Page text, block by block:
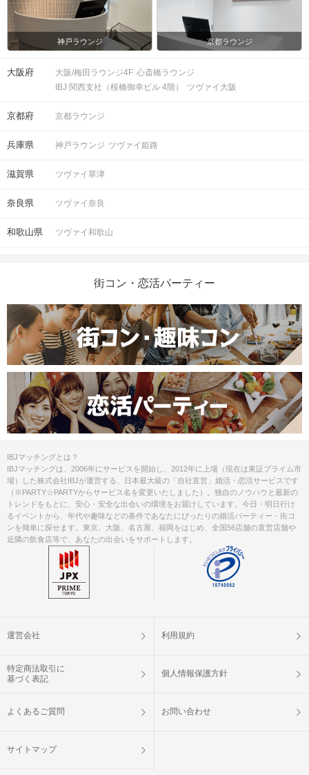
持ち物
スマートフォン・顔写真付きの身分証
（運転免許証、マイナンバーカード、
パスポートなど）
飲み物
ソフトドリンク付き
＜QRコード受付について＞
りキャンセルされた場合、参加費と同
掲載開始日：2025/11/20
神戸ラウンジ 京都ラウンジ
大阪府 大阪/梅田ラウンジ4F 心斎橋ラウンジ
IBJ 関西支社（桜橋御幸ビル 4階）
ツヴァイ大阪
京都府 京都ラウンジ
兵庫県 神戸ラウンジ ツヴァイ姫路
滋賀県 ツヴァイ草津
奈良県 ツヴァイ奈良
和歌山県 ツヴァイ和歌山
街コン・恋活パーティー
IBJマッチングとは？
IBJマッチングは、2006年にサービスを開始し、2012年に上場（現在は東証プライム市
場）した株式会社IBJが運営する、日本最大級の「自社直営」婚活・恋活サービスです
（※PARTY☆PARTYからサービス名を変更いたしました）。独自のノウハウと最新の
トレンドをもとに、安心・安全な出会いの環境をお届けしています。今日・明日行け
るイベントから、年代や趣味などの条件であなたにぴったりの婚活パーティー・街コ
ンを簡単に探せます。東京、大阪、名古屋、福岡をはじめ、全国56店舗の直営店舗や
近隣の飲食店等で、あなたの出会いをサポートします。
運営会社 利用規約
特定商法取引に
基づく表記
個人情報保護方針
よくあるご質問 お問い合わせ
サイトマップ